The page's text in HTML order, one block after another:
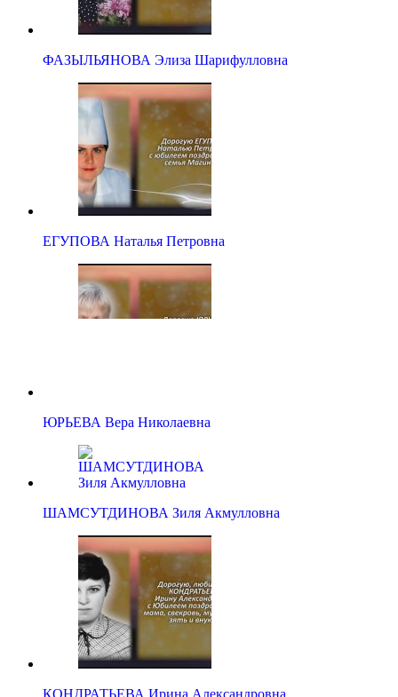
ФАЗЫЛЬЯНОВА Элиза Шарифулловна
ЕГУПОВА Наталья Петровна
ЮРЬЕВА Вера Николаевна
ШАМСУТДИНОВА Зиля Акмулловна